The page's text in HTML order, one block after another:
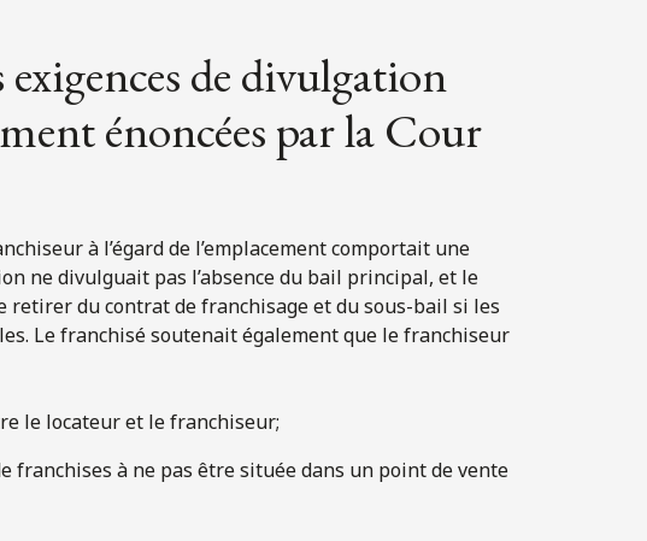
de divulgation
énoncées par la Cour
à l’égard de l’emplacement comportait une
ne divulguait pas l’absence du bail principal, et le
retirer du contrat de franchisage et du sous-bail si les
Le franchisé soutenait également que le franchiseur
le locateur et le franchiseur;
franchises à ne pas être située dans un point de vente